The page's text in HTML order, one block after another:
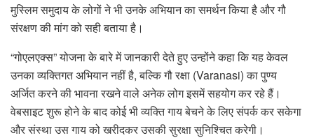
मुस्लिम समुदाय के लोगों ने भी उनके अभियान का समर्थन किया है और गौ
संरक्षण की मांग को सही बताया है।
“गोएलएक्स” योजना के बारे में जानकारी देते हुए उन्होंने कहा कि यह केवल
उनका व्यक्तिगत अभियान नहीं है, बल्कि गौ रक्षा (Varanasi) का पुण्य
अर्जित करने की भावना रखने वाले अनेक लोग इसमें सहयोग कर रहे हैं।
वेबसाइट शुरू होने के बाद कोई भी व्यक्ति गाय बेचने के लिए संपर्क कर सकेगा
और संस्था उस गाय को खरीदकर उसकी सुरक्षा सुनिश्चित करेगी।